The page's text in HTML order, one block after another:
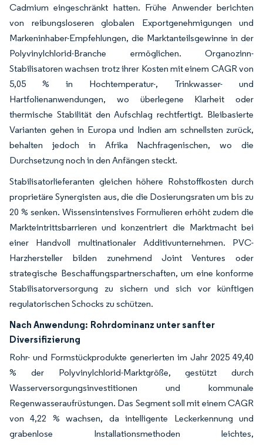
Cadmium eingeschränkt hatten. Frühe Anwender berichten
von reibungsloseren globalen Exportgenehmigungen und
Markeninhaber-Empfehlungen, die Marktanteilsgewinne in der
Polyvinylchlorid-Branche ermöglichen. Organozinn-
Stabilisatoren wachsen trotz ihrer Kosten mit einem CAGR von
5,05 % in Hochtemperatur-, Trinkwasser- und
Hartfolienanwendungen, wo überlegene Klarheit oder
thermische Stabilität den Aufschlag rechtfertigt. Bleibasierte
Varianten gehen in Europa und Indien am schnellsten zurück,
behalten jedoch in Afrika Nachfragenischen, wo die
Durchsetzung noch in den Anfängen steckt.
Stabilisatorlieferanten gleichen höhere Rohstoffkosten durch
proprietäre Synergisten aus, die die Dosierungsraten um bis zu
20 % senken. Wissensintensives Formulieren erhöht zudem die
Markteintrittsbarrieren und konzentriert die Marktmacht bei
einer Handvoll multinationaler Additivunternehmen. PVC-
Harzhersteller bilden zunehmend Joint Ventures oder
strategische Beschaffungspartnerschaften, um eine konforme
Stabilisatorversorgung zu sichern und sich vor künftigen
regulatorischen Schocks zu schützen.
Nach Anwendung: Rohrdominanz unter sanfter
Diversifizierung
Rohr- und Formstückprodukte generierten im Jahr 2025 49,40
% der Polyvinylchlorid-Marktgröße, gestützt durch
Wasserversorgungsinvestitionen und kommunale
Regenwasseraufrüstungen. Das Segment soll mit einem CAGR
von 4,22 % wachsen, da intelligente Leckerkennung und
grabenlose Installationsmethoden leichtes,